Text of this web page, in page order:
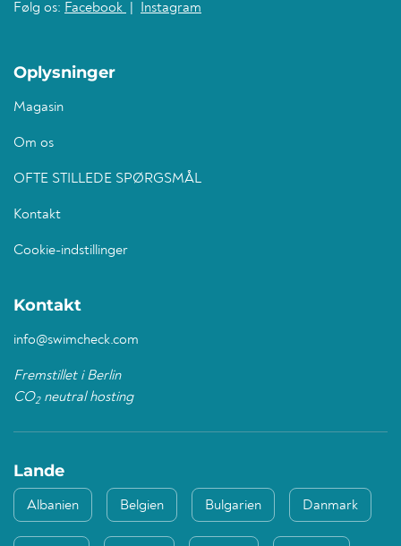
Følg os: Facebook Instagram
Oplysninger
Magasin
Om os
OFTE STILLEDE SPØRGSMÅL
Kontakt
Cookie-indstillinger
Kontakt
info@swimcheck.com
Fremstillet i Berlin
CO2neutral hosting
Lande
Albanien Belgien Bulgarien Danmark